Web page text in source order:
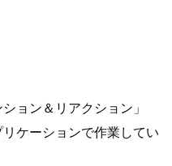
ョン＆リアクション」
ケーションで作業してい